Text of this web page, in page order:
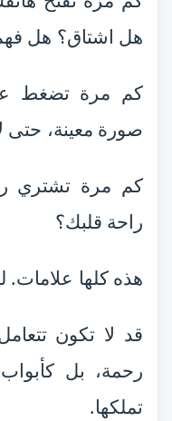
هل اشتاق؟ هل
كم مرة تضغط
صورة معينة،
كم مرة تشتري
راحة قلبك؟
هذه كلها علامات.
قد لا تكون
رحمة، بل
تملكها.